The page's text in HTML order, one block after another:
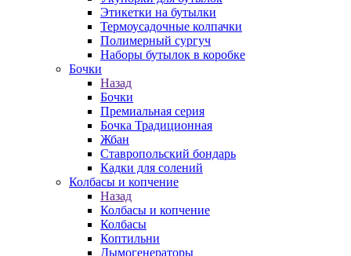
Этикетки на бутылки
Термоусадочные колпачки
Полимерный сургуч
Наборы бутылок в коробке
Бочки
Назад
Бочки
Премиальная серия
Бочка Традиционная
Жбан
Ставропольский бондарь
Кадки для солений
Колбасы и копчение
Назад
Колбасы и копчение
Колбасы
Коптильни
Дымогенераторы